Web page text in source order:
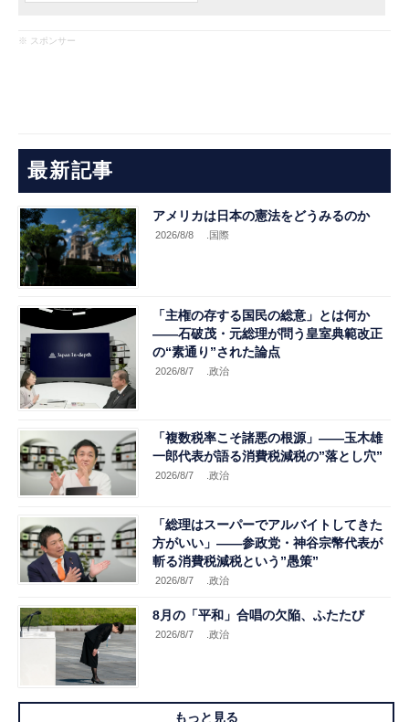
※ スポンサー
最新記事
アメリカは日本の憲法をどうみるのか
2026/8/8 .国際
「主権の存する国民の総意」とは何か
――石破茂・元総理が問う皇室典範改正
の“素通り”された論点
2026/8/7 .政治
「複数税率こそ諸悪の根源」――玉木雄
一郎代表が語る消費税減税の”落とし穴”
2026/8/7 .政治
「総理はスーパーでアルバイトしてきた
方がいい」――参政党・神谷宗幣代表が
斬る消費税減税という”愚策”
2026/8/7 .政治
8月の「平和」合唱の欠陥、ふたたび
2026/8/7 .政治
もっと見る